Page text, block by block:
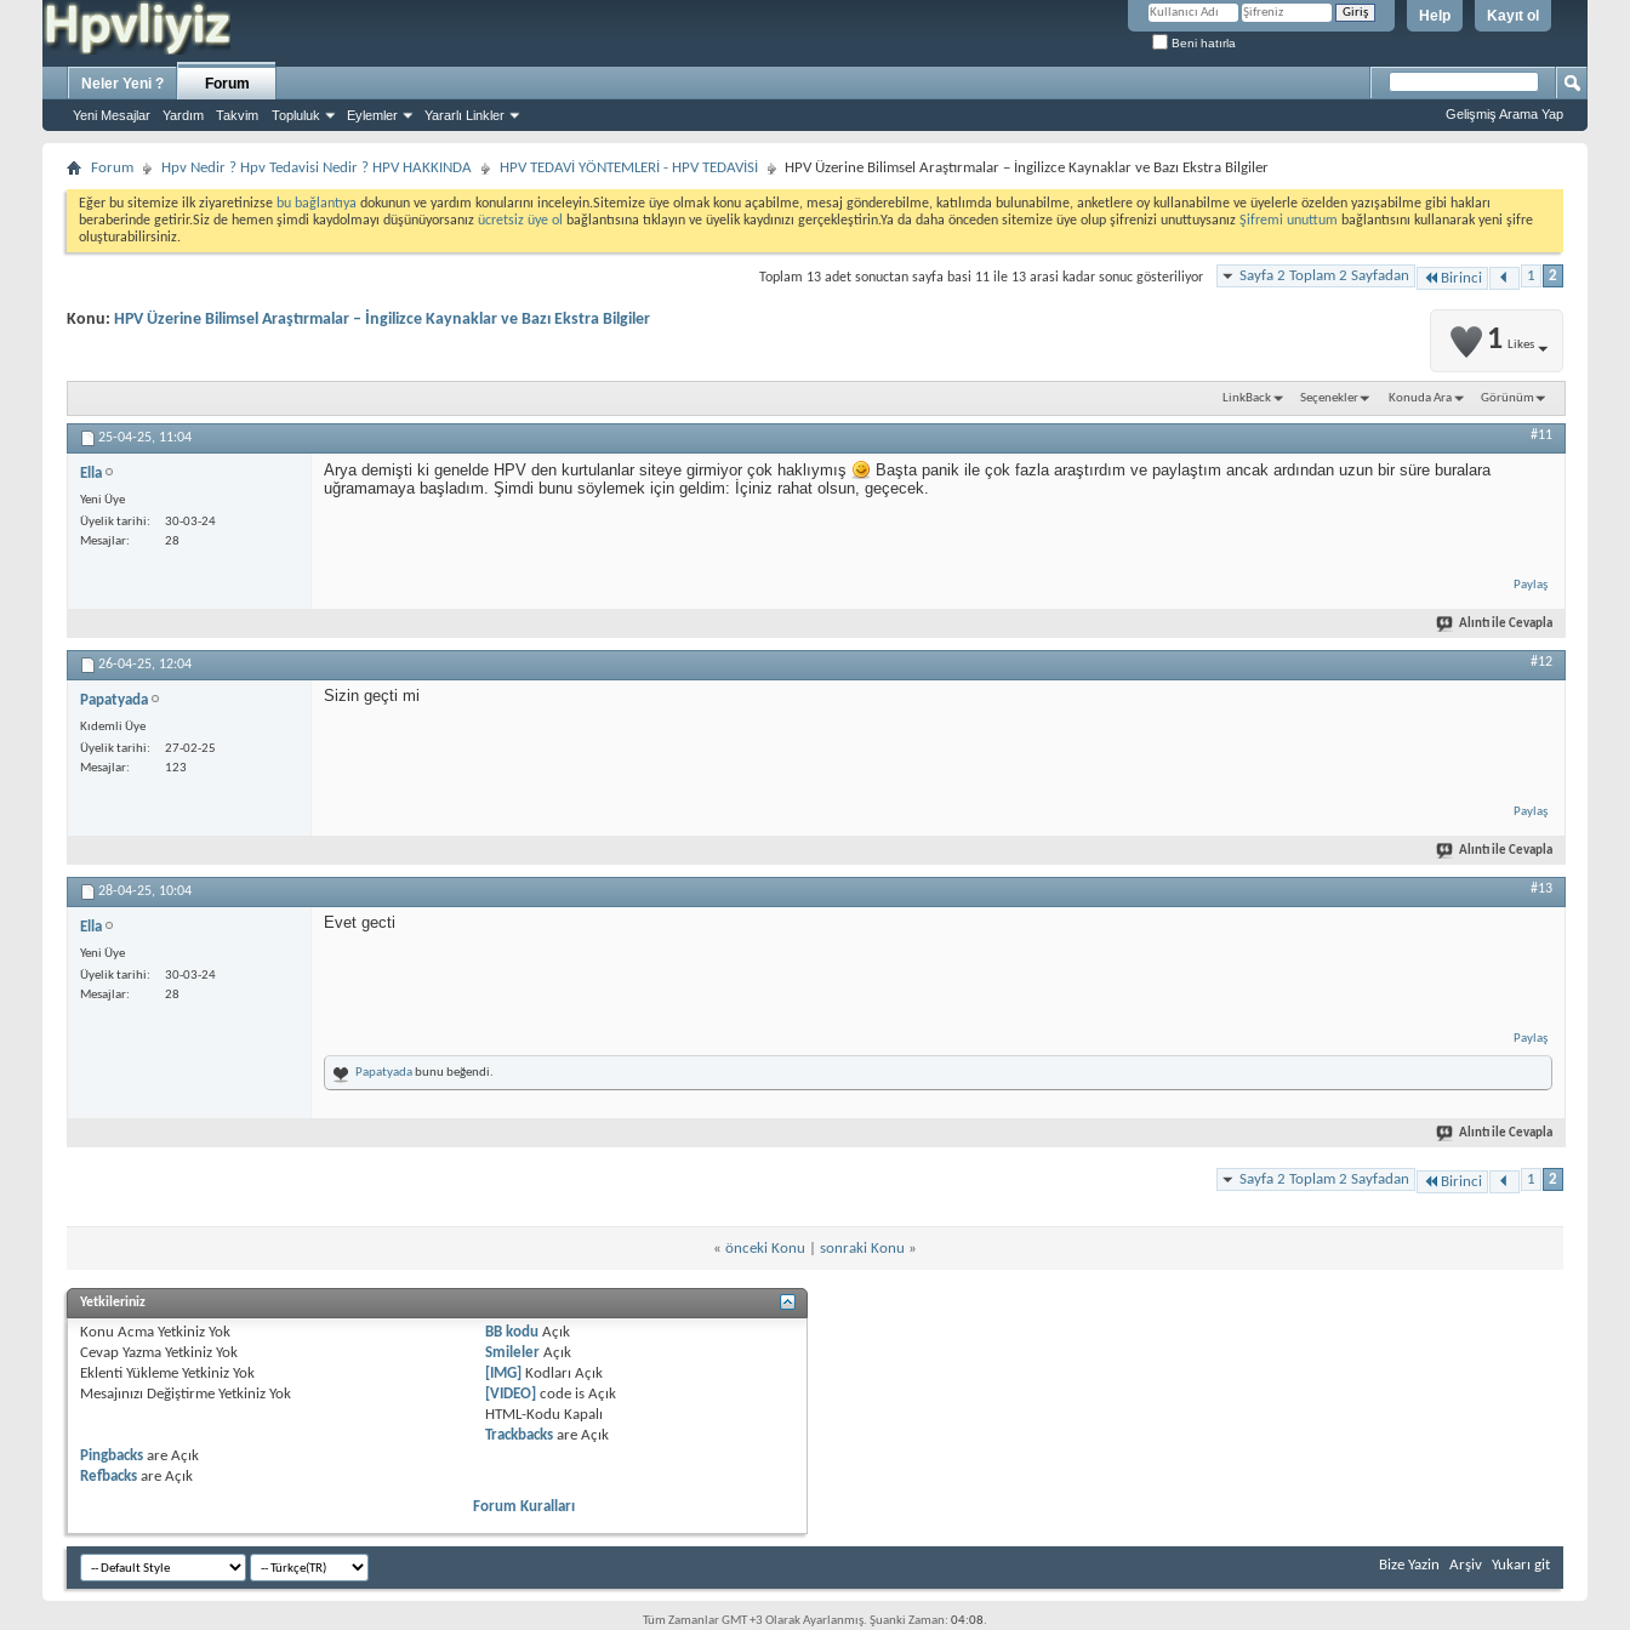
Kayıt ol
Help
Beni hatırla
Neler Yeni ? Forum
Yeni Mesajlar Yardım Takvim Topluluk Eylemler Yararlı Linkler Gelişmiş Arama Yap
Forum Hpv Nedir ? Hpv Tedavisi Nedir ? HPV HAKKINDA HPV TEDAVİ YÖNTEMLERİ - HPV TEDAVİSİ HPV Üzerine Bilimsel Araştırmalar – İngilizce Kaynaklar ve Bazı Ekstra Bilgiler
Eğer bu sitemize ilk ziyaretinizse bu bağlantıya dokunun ve yardım konularını inceleyin.Sitemize üye olmak konu açabilme, mesaj gönderebilme, katılımda bulunabilme, anketlere oy kullanabilme ve üyelerle özelden yazışabilme gibi hakları
beraberinde getirir.Siz de hemen şimdi kaydolmayı düşünüyorsanız ücretsiz üye ol bağlantısına tıklayın ve üyelik kaydınızı gerçekleştirin.Ya da daha önceden sitemize üye olup şifrenizi unuttuysanız Şifremi unuttum bağlantısını kullanarak yeni şifre
oluşturabilirsiniz.
Sayfa 2 Toplam 2 Sayfadan Birinci 1 2
Toplam 13 adet sonuctan sayfa basi 11 ile 13 arasi kadar sonuc gösteriliyor
1 Likes
Konu: HPV Üzerine Bilimsel Araştırmalar – İngilizce Kaynaklar ve Bazı Ekstra Bilgiler
LinkBack Seçenekler Konuda Ara Görünüm
25-04-25, 11:04 #11
Ella
Yeni Üye
Üyelik tarihi
30-03-24
Mesajlar
28
Arya demişti ki genelde HPV den kurtulanlar siteye girmiyor çok haklıymış
Başta panik ile çok fazla araştırdım ve paylaştım ancak ardından uzun bir süre buralara
uğramamaya başladım. Şimdi bunu söylemek için geldim: İçiniz rahat olsun, geçecek.
Paylaş
Alıntı ile Cevapla
26-04-25, 12:04 #12
Papatyada
Kıdemli Üye
Üyelik tarihi
27-02-25
Mesajlar
123
Sizin geçti mi
Paylaş
Alıntı ile Cevapla
28-04-25, 10:04 #13
Ella
Yeni Üye
Üyelik tarihi
30-03-24
Mesajlar
28
Evet gecti
Paylaş
Papatyadabunu beğendi.
Alıntı ile Cevapla
Sayfa 2 Toplam 2 Sayfadan Birinci 1 2
« önceki Konu sonraki Konu »
Yetkileriniz
Konu Acma Yetkiniz Yok
Cevap Yazma Yetkiniz Yok
Eklenti Yükleme Yetkiniz Yok
Mesajınızı Değiştirme Yetkiniz Yok
BB kodu Açık
Smileler Açık
[IMG] KodlarıAçık
[VIDEO] code isAçık
HTML-KoduKapalı
Trackbacks areAçık
Pingbacks are Açık
Refbacks are Açık
Forum Kuralları
Bize Yazin Arşiv Yukarı git
Tüm Zamanlar GMT +3 Olarak Ayarlanmış. Şuanki Zaman: 04:08.